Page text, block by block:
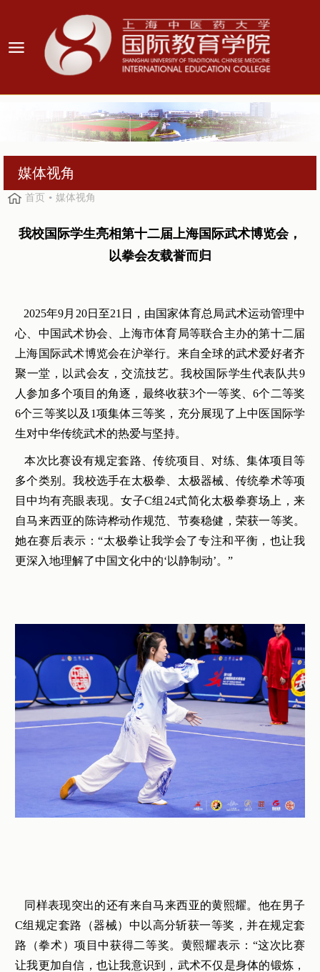
媒体视角
首页 媒体视角
我校国际学生亮相第十二届上海国际武术博览会，
以拳会友载誉而归
2025年9月20日至21日，由国家体育总局武术运动管理中
心、中国武术协会、上海市体育局等联合主办的第十二届
上海国际武术博览会在沪举行。来自全球的武术爱好者齐
聚一堂，以武会友，交流技艺。我校国际学生代表队共9
人参加多个项目的角逐，最终收获3个一等奖、6个二等奖
6个三等奖以及1项集体三等奖，充分展现了上中医国际学
生对中华传统武术的热爱与坚持。
本次比赛设有规定套路、传统项目、对练、集体项目等
多个类别。我校选手在太极拳、太极器械、传统拳术等项
目中均有亮眼表现。女子C组24式简化太极拳赛场上，来
自马来西亚的陈诗桦动作规范、节奏稳健，荣获一等奖。
她在赛后表示：“太极拳让我学会了专注和平衡，也让我
更深入地理解了中国文化中的‘以静制动’。”
同样表现突出的还有来自马来西亚的黄熙耀。他在男子
C组规定套路（器械）中以高分斩获一等奖，并在规定套
路（拳术）项目中获得二等奖。黄熙耀表示：“这次比赛
让我更加自信，也让我意识到，武术不仅是身体的锻炼，